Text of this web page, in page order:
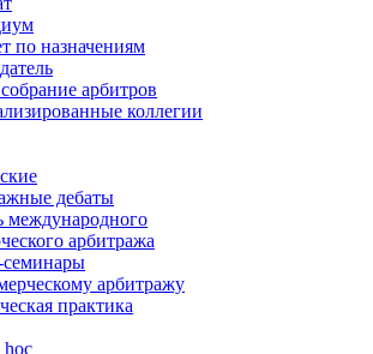
по назначениям
арбитров
коллегии
дебаты
международного
арбитража
семинары
арбитражу
практика
hoc